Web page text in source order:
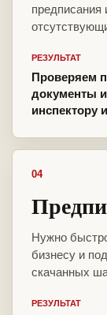
предписания
РЕЗУЛЬТАТ
Проверяем
документы
инспектору
04
Нужно
бизнесу и
скачанных
РЕЗУЛЬТАТ